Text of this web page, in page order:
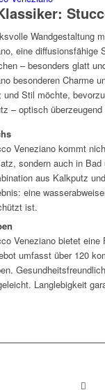
Wandgestaltung
eine diffusionsfähige
– besonders glatt
besonderen Charme
und Stil möchte,
– optisch
Veneziano kommt
sondern auch in
aus Kalkputz
eine
ist.
Veneziano bietet eine
umfasst über 120
Langlebigkeit